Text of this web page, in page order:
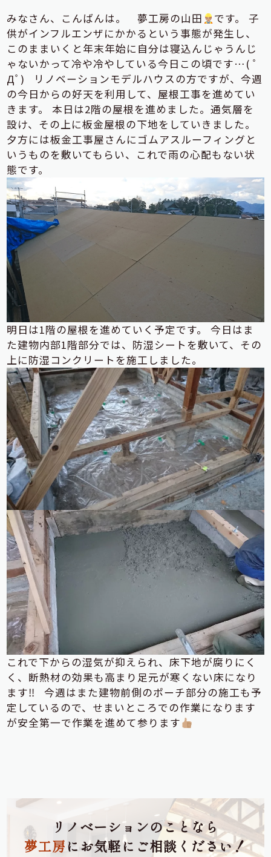
みなさん、こんばんは。 夢工房の山田
です。 子
供がインフルエンザにかかるという事態が発生し、
このままいくと年末年始に自分は寝込んじゃうんじ
ゃないかって冷や冷やしている今日この頃です…( ﾟ
Дﾟ) リノベーションモデルハウスの方ですが、今週
の今日からの好天を利用して、屋根工事を進めてい
きます。 本日は2階の屋根を進めました。通気層を
設け、その上に板金屋根の下地をしていきました。
夕方には板金工事屋さんにゴムアスルーフィングと
いうものを敷いてもらい、これで雨の心配もない状
態です。
明日は1階の屋根を進めていく予定です。 今日はま
た建物内部1階部分では、防湿シートを敷いて、その
上に防湿コンクリートを施工しました。
これで下からの湿気が抑えられ、床下地が腐りにく
く、断熱材の効果も高まり足元が寒くない床になり
ます‼ 今週はまた建物前側のポーチ部分の施工も予
定しているので、せまいところでの作業になります
が安全第一で作業を進めて参ります
リノベーションのことなら
夢工房にお気軽にご相談ください！